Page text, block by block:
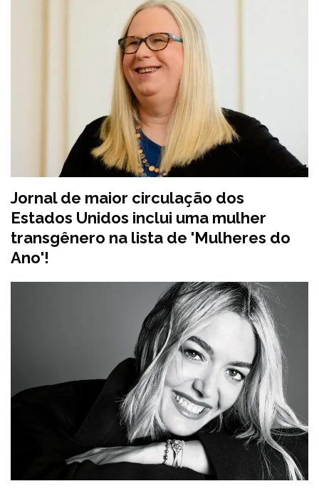
Jornal de maior circulação dos
Estados Unidos inclui uma mulher
transgênero na lista de 'Mulheres do
Ano'!